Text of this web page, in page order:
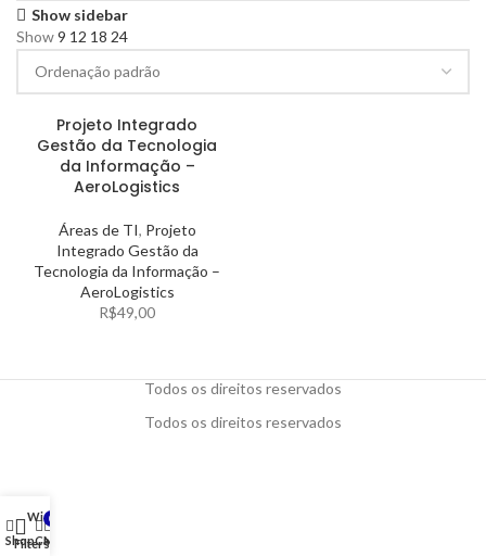
Show sidebar
Show9 12 18 24
Projeto Integrado
Gestão da Tecnologia
da Informação –
AeroLogistics
Áreas de TI, Projeto
Integrado Gestão da
Tecnologia da Informação –
AeroLogistics
R$49,00
Todos os direitos reservados
Todos os direitos reservados
Shop
Filters
Wishlist
0
CartMy account